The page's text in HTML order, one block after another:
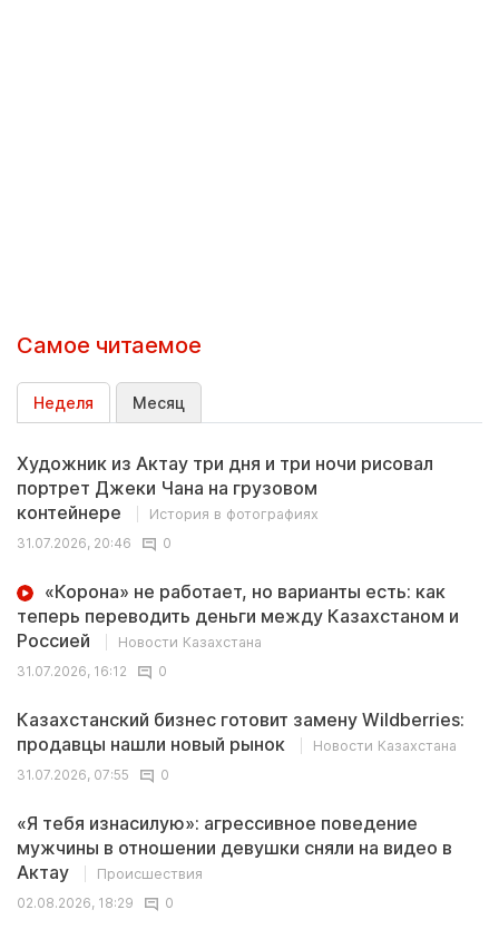
Самое читаемое
Неделя Месяц
Художник из Актау три дня и три ночи рисовал
портрет Джеки Чана на грузовом
контейнере
История в фотографиях
31.07.2026, 20:46
0
«Корона» не работает, но варианты есть: как
теперь переводить деньги между Казахстаном и
Россией
Новости Казахстана
31.07.2026, 16:12
0
Казахстанский бизнес готовит замену Wildberries:
продавцы нашли новый рынок
Новости Казахстана
31.07.2026, 07:55
0
«Я тебя изнасилую»: агрессивное поведение
мужчины в отношении девушки сняли на видео в
Актау
Происшествия
02.08.2026, 18:29
0